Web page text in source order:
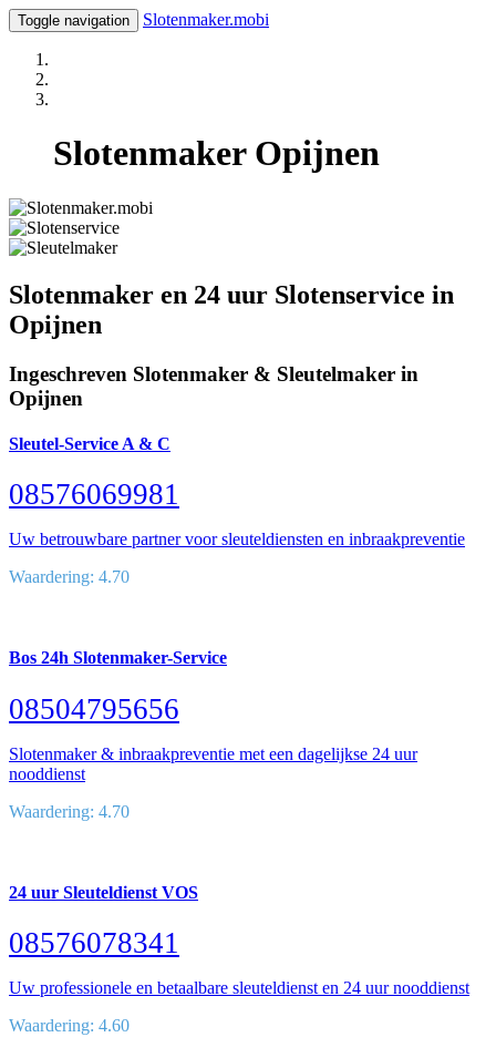
Toggle navigation Slotenmaker.mobi
Slotenmaker Opijnen
Slotenmaker en 24 uur Slotenservice in
Opijnen
Ingeschreven Slotenmaker & Sleutelmaker in
Opijnen
Sleutel-Service A & C
08576069981
Uw betrouwbare partner voor sleuteldiensten en inbraakpreventie
Waardering: 4.70
Bos 24h Slotenmaker-Service
08504795656
Slotenmaker & inbraakpreventie met een dagelijkse 24 uur
nooddienst
Waardering: 4.70
24 uur Sleuteldienst VOS
08576078341
Uw professionele en betaalbare sleuteldienst en 24 uur nooddienst
Waardering: 4.60